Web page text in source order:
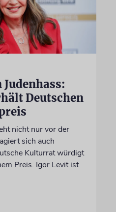
Judenhass:
Deutschen
nicht nur vor der
sich auch
Kulturrat würdigt
Preis. Igor Levit ist